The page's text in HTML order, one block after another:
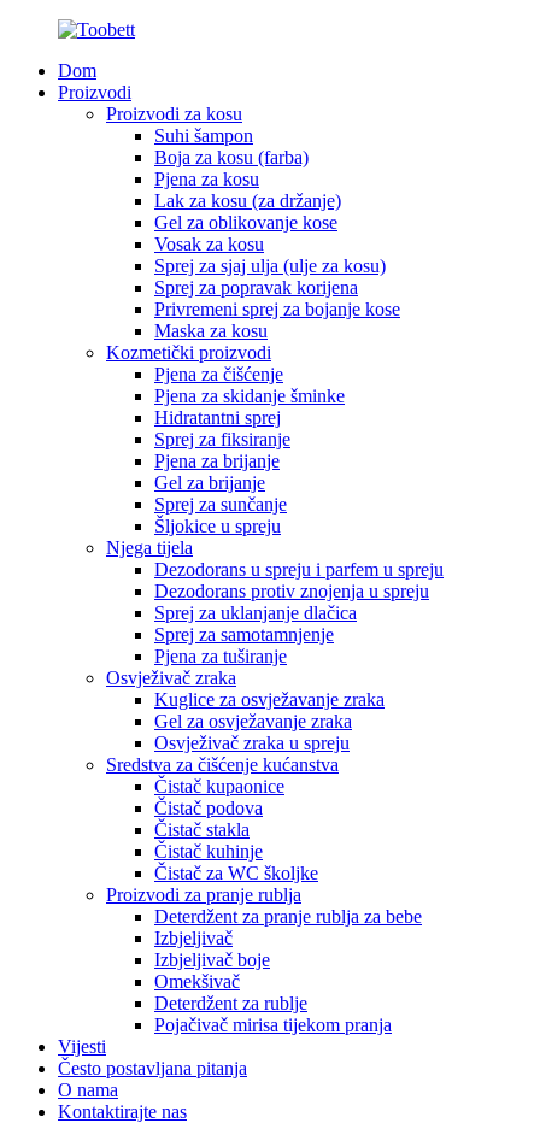
Dom
Proizvodi
Proizvodi za kosu
Suhi šampon
Boja za kosu (farba)
Pjena za kosu
Lak za kosu (za držanje)
Gel za oblikovanje kose
Vosak za kosu
Sprej za sjaj ulja (ulje za kosu)
Sprej za popravak korijena
Privremeni sprej za bojanje kose
Maska za kosu
Kozmetički proizvodi
Pjena za čišćenje
Pjena za skidanje šminke
Hidratantni sprej
Sprej za fiksiranje
Pjena za brijanje
Gel za brijanje
Sprej za sunčanje
Šljokice u spreju
Njega tijela
Dezodorans u spreju i parfem u spreju
Dezodorans protiv znojenja u spreju
Sprej za uklanjanje dlačica
Sprej za samotamnjenje
Pjena za tuširanje
Osvježivač zraka
Kuglice za osvježavanje zraka
Gel za osvježavanje zraka
Osvježivač zraka u spreju
Sredstva za čišćenje kućanstva
Čistač kupaonice
Čistač podova
Čistač stakla
Čistač kuhinje
Čistač za WC školjke
Proizvodi za pranje rublja
Deterdžent za pranje rublja za bebe
Izbjeljivač
Izbjeljivač boje
Omekšivač
Deterdžent za rublje
Pojačivač mirisa tijekom pranja
Vijesti
Često postavljana pitanja
O nama
Kontaktirajte nas